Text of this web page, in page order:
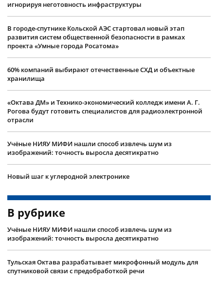
игнорируя неготовность инфраструктуры
В городе-спутнике Кольской АЭС стартовал новый этап
развития систем общественной безопасности в рамках
проекта «Умные города Росатома»
60% компаний выбирают отечественные СХД и объектные
хранилища
«Октава ДМ» и Технико-экономический колледж имени А. Г.
Рогова будут готовить специалистов для радиоэлектронной
отрасли
Учëные НИЯУ МИФИ нашли способ извлечь шум из
изображений: точность выросла десятикратно
Новый шаг к углеродной электронике
В рубрике
Учëные НИЯУ МИФИ нашли способ извлечь шум из
изображений: точность выросла десятикратно
Тульская Октава разрабатывает микрофонный модуль для
спутниковой связи с предобработкой речи